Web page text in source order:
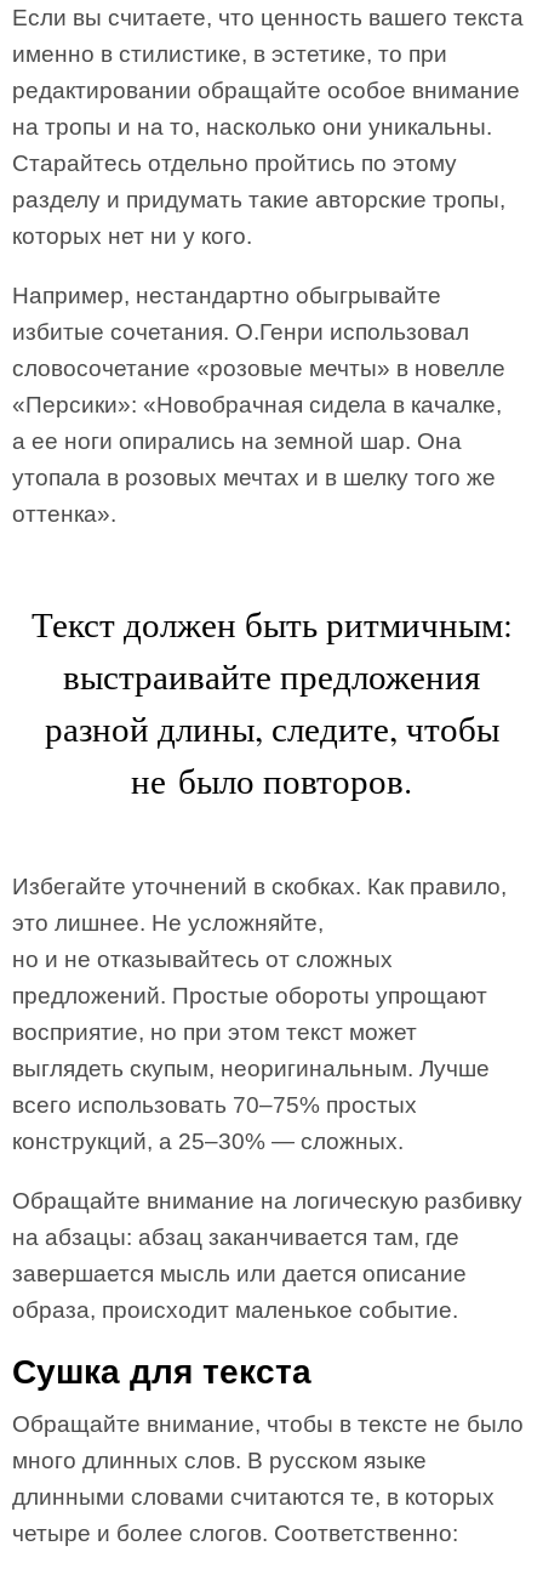
Если вы считаете, что ценность вашего текста
именно в стилистике, в эстетике, то при
редактировании обращайте особое внимание
на тропы и на то, насколько они уникальны.
Старайтесь отдельно пройтись по этому
разделу и придумать такие авторские тропы,
которых нет ни у кого.
Например, нестандартно обыгрывайте
избитые сочетания. О.Генри использовал
словосочетание «розовые мечты» в новелле
«Персики»: «Новобрачная сидела в качалке,
а ее ноги опирались на земной шар. Она
утопала в розовых мечтах и в шелку того же
оттенка».
Текст должен быть ритмичным:
выстраивайте предложения
разной длины, следите, чтобы
не было повторов.
Избегайте уточнений в скобках. Как правило,
это лишнее. Не усложняйте,
но и не отказывайтесь от сложных
предложений. Простые обороты упрощают
восприятие, но при этом текст может
выглядеть скупым, неоригинальным. Лучше
всего использовать 70–75% простых
конструкций, а 25–30% — сложных.
Обращайте внимание на логическую разбивку
на абзацы: абзац заканчивается там, где
завершается мысль или дается описание
образа, происходит маленькое событие.
Сушка для текста
Обращайте внимание, чтобы в тексте не было
много длинных слов. В русском языке
длинными словами считаются те, в которых
четыре и более слогов. Соответственно: